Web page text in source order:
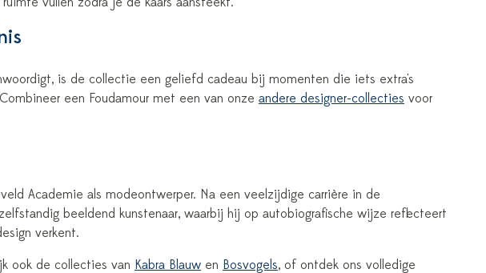
is de collectie een geliefd cadeau bij momenten die iets extra's
een Foudamour met een van onze andere designer-collecties voor
Academie als modeontwerper. Na een veelzijdige carrière in de
beeldend kunstenaar, waarbij hij op autobiografische wijze reflecteert
verkent.
ook de collecties van Kabra Blauwen Bosvogels, of ontdek ons volledige